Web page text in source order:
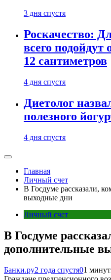
3 дня спустя
Роскачество:
всего
12 сантиметров
4 дня спустя
Диетолог
полезного
4 дня спустя
Главная
Личный счет
В Госдуме рассказали,
выходные дни
Личный счет
В Госдуме
дополнительные
Банки.ру2 года спустя01